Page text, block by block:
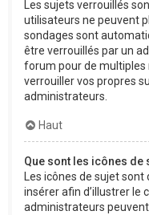
Les sujets verrouillés
utilisateurs ne peuvent
sondages sont
être verrouillés par un
forum pour de multiples
verrouiller vos propres
administrateurs.
Haut
Que sont les icônes de
Les icônes de sujet
insérer afin d’illustrer le
administrateurs